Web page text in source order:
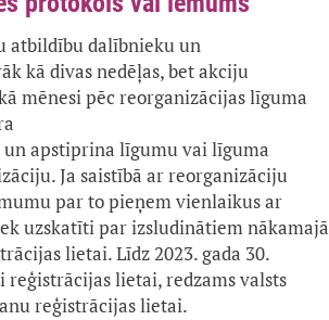
atbildību dalībnieku un
kā divas nedēļas, bet akciju
mēnesi pēc reorganizācijas līguma
un apstiprina līgumu vai līguma
Ja saistībā ar reorganizāciju
par to pieņem vienlaikus ar
uzskatīti par izsludinātiem nākamajā
lietai. Līdz 2023. gada 30.
lietai, redzams valsts
reģistrācijas lietai.